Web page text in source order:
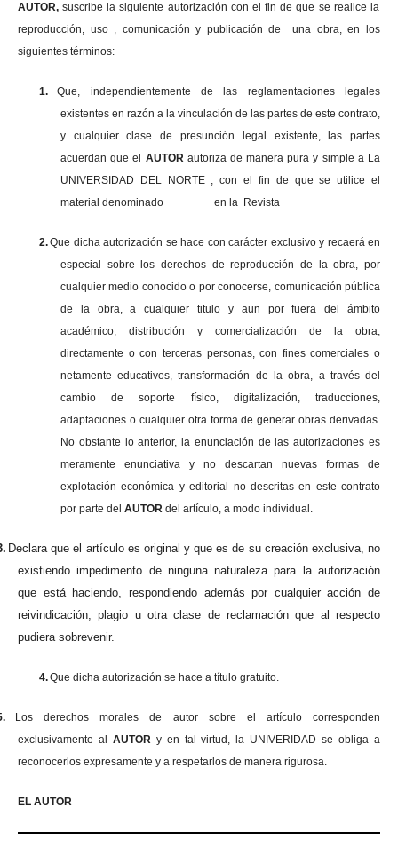
AUTOR,suscribe la siguiente autorización con el fin de que se realice la
reproducción, uso , comunicación y publicación de una obra, en los
siguientes términos:
1.
Que, independientemente de las reglamentaciones legales
existentes en razón a la vinculación de las partes de este contrato,
y cualquier clase de presunción legal existente, las partes
acuerdan que el AUTOR autoriza de manera pura y simple a La
UNIVERSIDAD DEL NORTE , con el fin de que se utilice el
material denominado en la Revista
2.Que dicha autorización se hace con carácter exclusivo y recaerá en
especial sobre los derechos de reproducción de la obra, por
cualquier medio conocido o por conocerse, comunicación pública
de la obra, a cualquier titulo y aun por fuera del ámbito
académico, distribución y comercialización de la obra,
directamente o con terceras personas, con fines comerciales o
netamente educativos, transformación de la obra, a través del
cambio de soporte físico, digitalización, traducciones,
adaptaciones o cualquier otra forma de generar obras derivadas.
No obstante lo anterior, la enunciación de las autorizaciones es
meramente enunciativa y no descartan nuevas formas de
explotación económica y editorial no descritas en este contrato
por parte del AUTORdel artículo, a modo individual.
Declara que el artículo es original y que es de su creación exclusiva, no
existiendo impedimento de ninguna naturaleza para la autorización
que está haciendo, respondiendo además por cualquier acción de
reivindicación, plagio u otra clase de reclamación que al respecto
pudiera sobrevenir.
4.Que dicha autorización se hace a título gratuito.
Los derechos morales de autor sobre el artículo corresponden
exclusivamente al AUTOR y en tal virtud, la UNIVERIDAD se obliga a
reconocerlos expresamente y a respetarlos de manera rigurosa.
EL AUTOR